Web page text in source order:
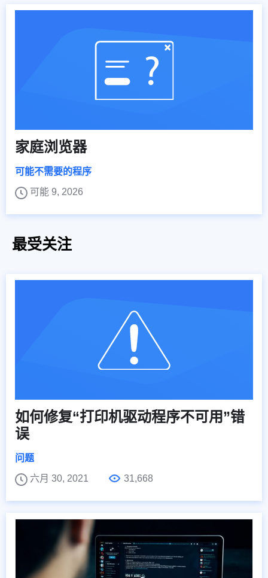
家庭浏览器
可能不需要的程序
可能 9, 2026
最受关注
如何修复“打印机驱动程序不可用”错
误
问题
六月 30, 2021
31,668